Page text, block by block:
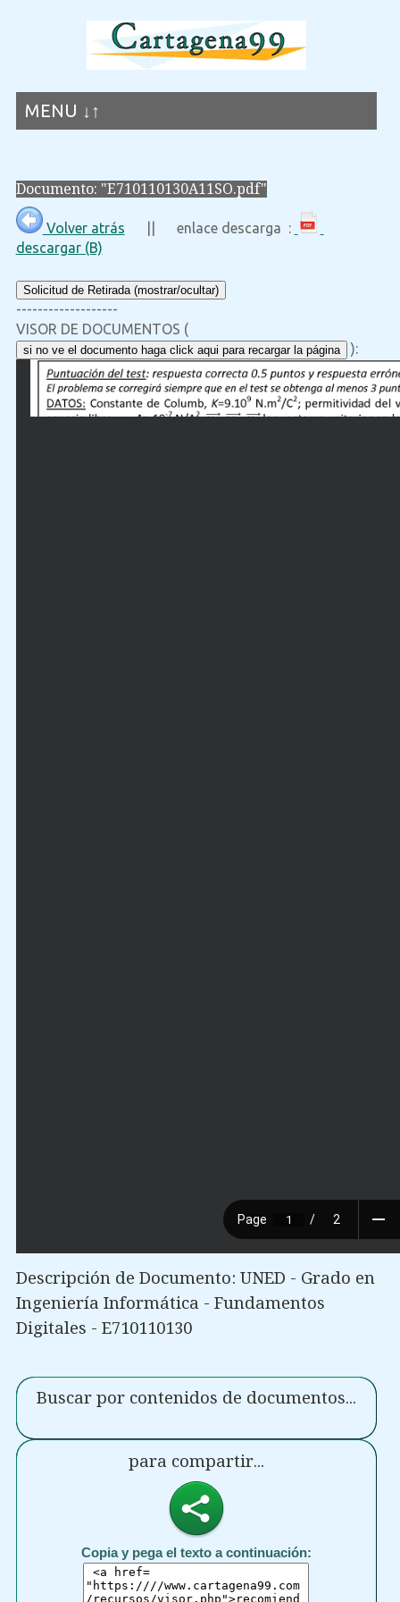
MENU ↓↑
Documento: "E710110130A11SO.pdf"
Volver atrás || enlace descarga :
descargar (B)
Solicitud de Retirada (mostrar/ocultar)
-------------------
VISOR DE DOCUMENTOS (
si no ve el documento haga click aqui para recargar la página ):
Descripción de Documento: UNED - Grado en
Ingeniería Informática - Fundamentos
Digitales - E710110130
Buscar por contenidos de documentos...
para compartir...
Copia y pega el texto a continuación: